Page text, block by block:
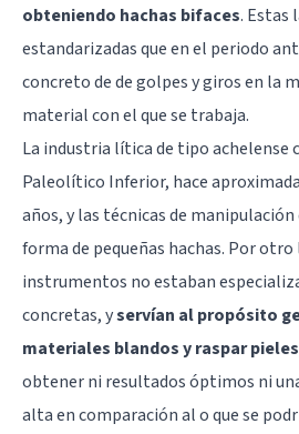
obteniendo hachas bifaces. Estas
estandarizadas que en el periodo
concreto de de golpes y giros en la
material con el que se trabaja.
La industria lítica de tipo achelense
Paleolítico Inferior, hace
años, y las técnicas de manipulación
forma de pequeñas hachas. Por
instrumentos no estaban
concretas, yservían al propósito
materiales blandos y raspar pieles
obtener ni resultados óptimos ni
alta en comparación al o que se